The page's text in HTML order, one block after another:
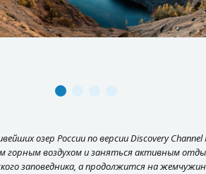
озер России по версии Discovery
воздухом и заняться активным
заповедника, а продолжится на